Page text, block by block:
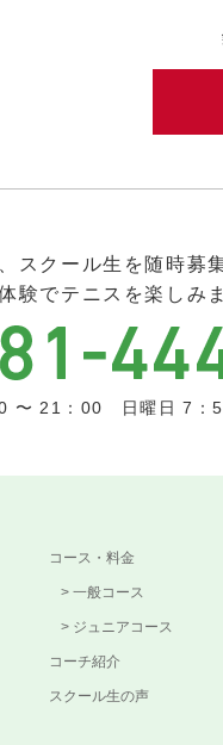
スクール生を随時募
験でテニスを楽しみ
〜 21：00 日曜日 7：
コース・料金
一般コース
ジュニアコース
コーチ紹介
スクール生の声